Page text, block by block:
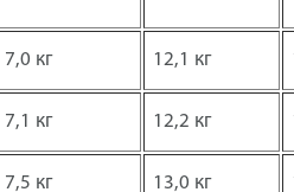
7,0 кг 12,1 кг
7,1 кг 12,2 кг
7,5 кг 13,0 кг